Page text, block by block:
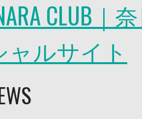
チアダンススクール
ボランティアチーム「volundeer
HOMEGAME
観戦ルール＆マナー
ホームゲーム運営管理規定
写真・動画使用ガイドライン
ロートフィールド奈良